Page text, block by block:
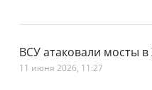
ВСУ атаковали мосты
11 июня 2026, 11:27